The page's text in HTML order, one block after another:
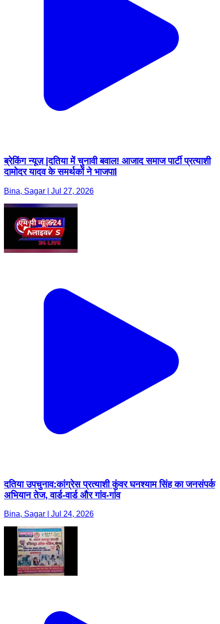
ब्रेकिंग न्यूज़ |दतिया में चुनावी बवाल! आजाद समाज पार्टी प्रत्याशी
दामोदर यादव के समर्थकों ने भाजपाl
Bina, Sagar | Jul 27, 2026
दतिया उपचुनाव:कांग्रेस प्रत्याशी कुंवर घनश्याम सिंह का जनसंपर्क
अभियान तेज, वार्ड-वार्ड और गांव-गांव
Bina, Sagar | Jul 24, 2026